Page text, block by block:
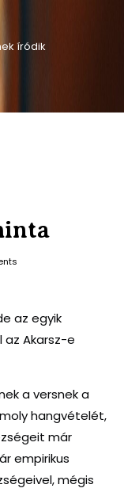
íródik
az egyik
az Akarsz-e
a versnek a
hangvételét,
már
empirikus
mégis